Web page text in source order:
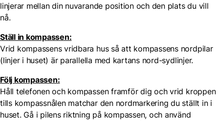
linjerar mellan din nuvarande position och den plats du vill
nå.
Ställ in kompassen:
Vrid kompassens vridbara hus så att kompassens nordpilar
(linjer i huset) är parallella med kartans nord-sydlinjer.
Följ kompassen:
Håll telefonen och kompassen framför dig och vrid kroppen
tills kompassnålen matchar den nordmarkering du ställt in i
huset. Gå i pilens riktning på kompassen, och använd